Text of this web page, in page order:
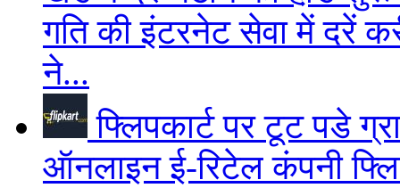
गति की इंटरनेट सेवा में दरें
ने...
फ्लिपकार्ट पर टूट पडे
ऑनलाइन ई-रिटेल कंपनी